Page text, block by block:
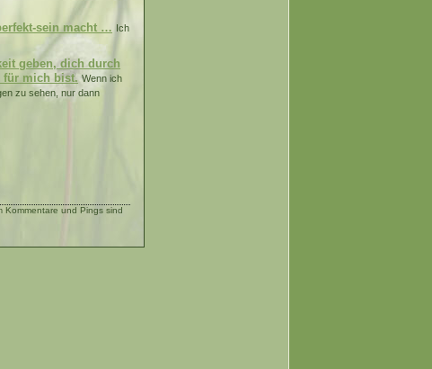
sein macht …
Ich
geben, dich durch
für mich bist. Wenn ich
zu sehen, nur dann
Kommentare und Pings sind